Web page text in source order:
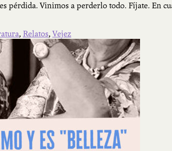
pérdida. Vinimos a perderlo todo. Fíjate. En
, Relatos, Vejez